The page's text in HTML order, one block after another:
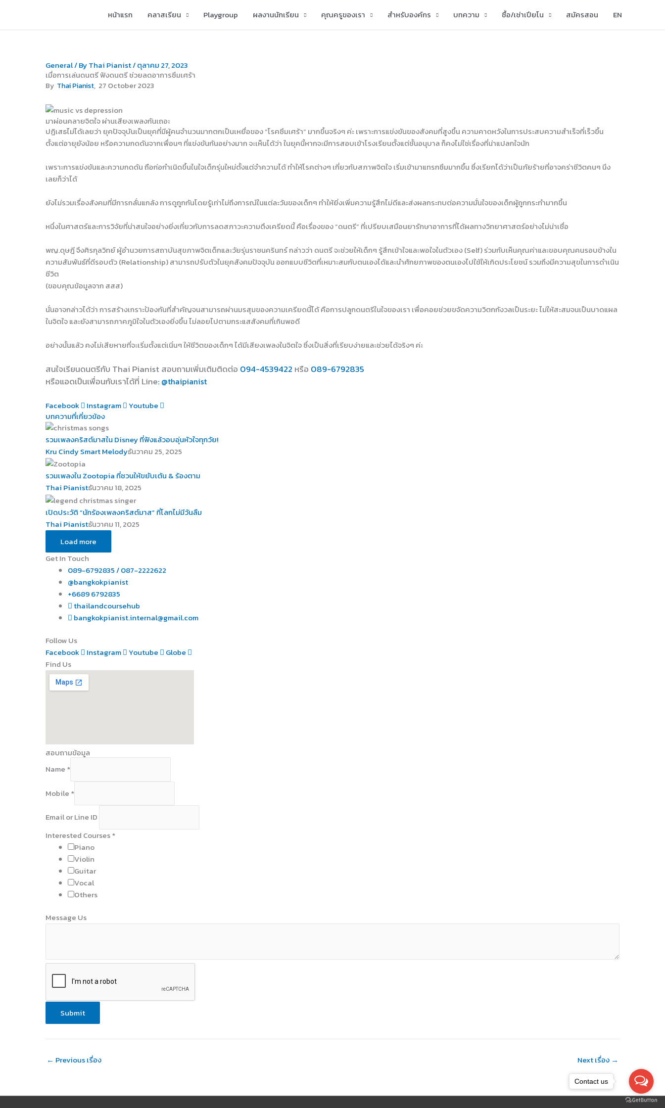
content
หน้าแรก คลาสเรียน Playgroup ผลงานนักเรียน คุณครูของเรา สำหรับองค์กร บทความ ซื้อ/เช่าเปียโน สมัครสอน EN
General/ ByThai Pianist/ตุลาคม 27, 2023
เมื่อการเล่นดนตรี ฟังดนตรี ช่วยลดอาการซึมเศร้า
By Thai Pianist, 27 October 2023
มาผ่อนคลายจิตใจ ผ่านเสียงเพลงกันเถอะ
ปฏิเสธไม่ได้เลยว่า ยุคปัจจุบันเป็นยุคที่มีผู้คนจำนวนมากตกเป็นเหยื่อของ “โรคซึมเศร้า” มากขึ้นจริงๆ ค่ะ เพราะการแข่งขันของสังคมที่สูงขึ้น ความคาดหวังในการประสบความสำเร็จที่เร็วขึ้น
ตั้งแต่อายุยังน้อย หรือความกดดันจากเพื่อนๆ ที่แข่งขันกันอย่างมาก จะเห็นได้ว่า ในยุคนี้หากจะมีการสอบเข้าโรงเรียนตั้งแต่ชั้นอนุบาล ก็คงไม่ใช่เรื่องที่น่าแปลกใจนัก
เพราะการแข่งขันและความกดดัน ถือก่อกำเนิดขึ้นในใจเด็กรุ่นใหม่ตั้งแต่จำความได้ ทำให้โรคต่างๆ เกี่ยวกับสภาพจิตใจ เริ่มเข้ามาแทรกซึมมากขึ้น ซึ่งเรียกได้ว่าเป็นภัยร้ายที่อาจคร่าชีวิตคนๆ นึง
เลยก็ว่าได้
ยังไม่รวมเรื่องสังคมที่มีการกลั่นแกล้ง การดูถูกกันโดยรู้เท่าไม่ถึงการณ์ในแต่ละวันของเด็กๆ ทำให้ยิ่งเพิ่มความรู้สึกไม่ดีและส่งผลกระทบต่อความมั่นใจของเด็กผู้ถูกกระทำมากขึ้น
หนึ่งในศาสตร์และการวิจัยที่น่าสนใจอย่างยิ่งเกี่ยวกับการลดสภาวะความตึงเครียดนี้ คือเรื่องของ “ดนตรี” ที่เปรียบเสมือนยารักษาอาการที่ได้ผลทางวิทยาศาสตร์อย่างไม่น่าเชื่อ
พญ.ดุษฎี จึงศิรกุลวิทย์ ผู้อำนวยการสถาบันสุขภาพจิตเด็กและวัยรุ่นราชนครินทร์ กล่าวว่า ดนตรี จะช่วยให้เด็กๆ รู้สึกเข้าใจและพอใจในตัวเอง (Self) ร่วมกับเห็นคุณค่าและขอบคุณคนรอบข้างใน
ความสัมพันธ์ที่ดีรอบตัว (Relationship) สามารถปรับตัวในยุคสังคมปัจจุบัน ออกแบบชีวิตที่เหมาะสมกับตนเองได้และนำศักยภาพของตนเองไปใช้ให้เกิดประโยชน์ รวมถึงมีความสุขในการดำเนิน
ชีวิต
(ขอบคุณข้อมูลจาก สสส)
นั่นอาจกล่าวได้ว่า การสร้างเกราะป้องกันที่สำคัญจนสามารถผ่านมรสุมของความเครียดนี้ได้ คือการปลูกดนตรีในใจของเรา เพื่อคอยช่วยขจัดความวิตกกังวลเป็นระยะ ไม่ให้สะสมจนเป็นบาดแผล
ในจิตใจ และยังสามารถภาคภูมิใจในตัวเองยิ่งขึ้น ไม่ลอยไปตามกระแสสังคมที่เกินพอดี
อย่างนั้นแล้ว คงไม่เสียหายที่จะเริ่มตั้งแต่เนิ่นๆ ให้ชีวิตของเด็กๆ ได้มีเสียงเพลงในจิตใจ ซึ่งเป็นสิ่งที่เรียบง่ายและช่วยได้จริงๆ ค่ะ
สนใจเรียนดนตรีกับ Thai Pianist สอบถามเพิ่มเติมติดต่อ 094-4539422 หรือ 089-6792835
หรือแอดเป็นเพื่อนกับเราได้ที่ Line: @thaipianist
Facebook Instagram
Youtube
บทความที่เกี่ยวข้อง
รวมเพลงคริสต์มาสใน Disney ที่ฟังแล้วอบอุ่นหัวใจทุกวัย!
Kru Cindy Smart Melodyธันวาคม 25, 2025
รวมเพลงใน Zootopia ที่ชวนให้ขยับเต้น & ร้องตาม
Thai Pianistธันวาคม 18, 2025
เปิดประวัติ “นักร้องเพลงคริสต์มาส” ที่โลกไม่มีวันลืม
Thai Pianistธันวาคม 11, 2025
Load more
Get In Touch
089-6792835 / 087-2222622
@bangkokpianist
+6689 6792835
thailandcoursehub
bangkokpianist.internal@gmail.com
Follow Us
Facebook
Instagram Youtube
Globe
Find Us
สอบถามข้อมูล
Name *
Mobile *
Email or Line ID
Interested Courses*
Piano
Violin
Guitar
Vocal
Others
L
o
Message Us
Submit
← Previous เรื่อง Next เรื่อง →
Contact us